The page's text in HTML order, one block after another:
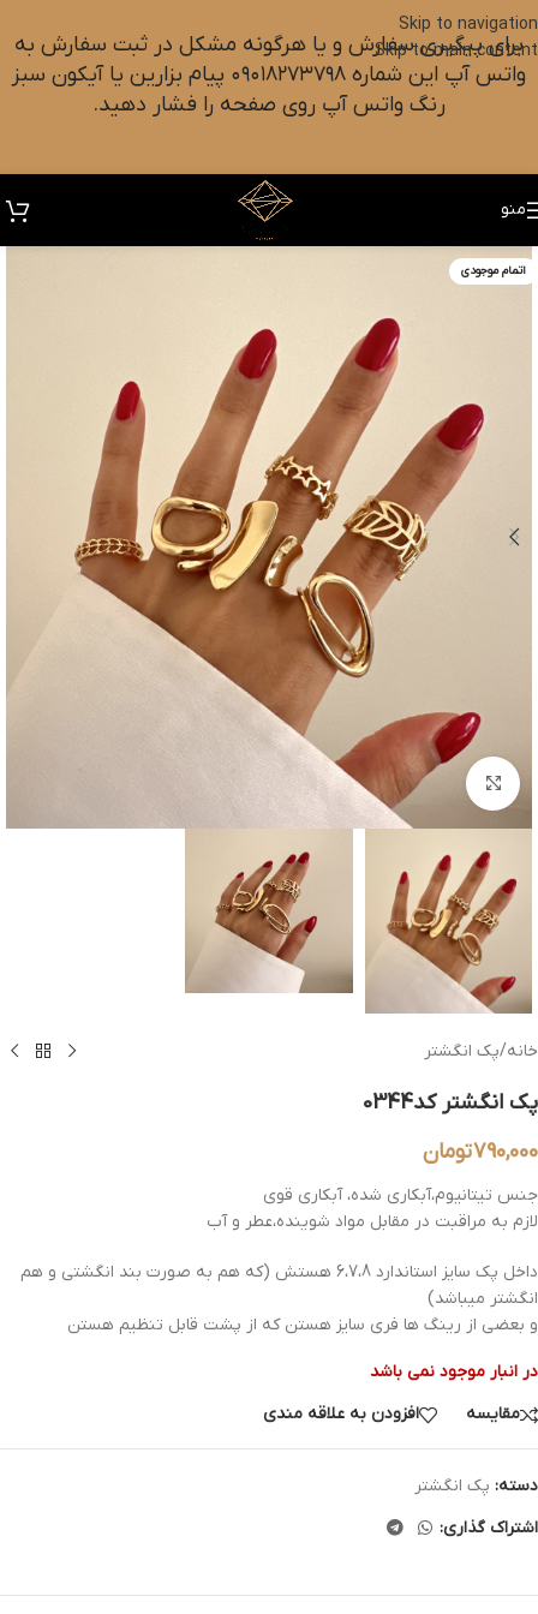
Skip to navigation
Skip to main content
برای پیگیری سفارش و یا هرگونه مشکل در ثبت سفارش به
واتس آپ این شماره ۰۹۰۱۸۲۷۳۷۹۸ پیام بزارین یا آیکون سبز
رنگ واتس آپ روی صفحه را فشار دهید.
منو
اتمام موجودی
بزرگنمایی تصویر
خانه/پک انگشتر
پک انگشتر کد0344
790,000تومان
جنس تیتانیوم،آبکاری شده، آبکاری قوی
لازم به مراقبت در مقابل مواد شوینده،عطر و آب
داخل پک سایز استاندارد 6،7،8 هستش (که هم به صورت بند انگشتی و هم
انگشتر میباشد)
و بعضی از رینگ ها فری سایز هستن که از پشت قابل تنظیم هستن
در انبار موجود نمی باشد
مقایسه
افزودن به علاقه مندی
دسته: پک انگشتر
اشتراک گذاری: